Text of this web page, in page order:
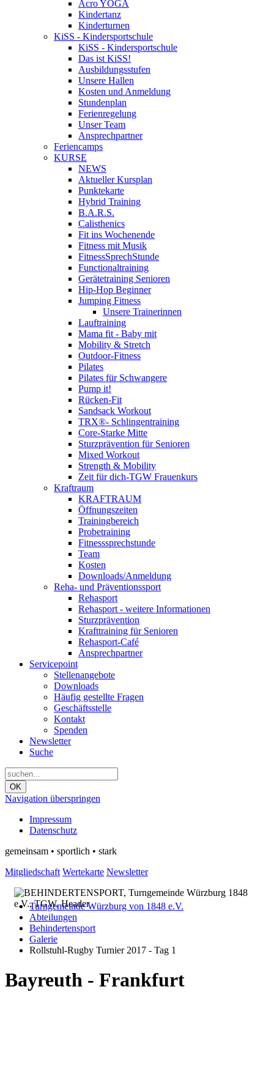
Acro YOGA
Kindertanz
Kinderturnen
KiSS - Kindersportschule
KiSS - Kindersportschule
Das ist KiSS!
Ausbildungsstufen
Unsere Hallen
Kosten und Anmeldung
Stundenplan
Ferienregelung
Unser Team
Ansprechpartner
Feriencamps
KURSE
NEWS
Aktueller Kursplan
Punktekarte
Hybrid Training
B.A.R.S.
Calisthenics
Fit ins Wochenende
Fitness mit Musik
FitnessSprechStunde
Functionaltraining
Gerätetraining Senioren
Hip-Hop Beginner
Jumping Fitness
Unsere Trainerinnen
Lauftraining
Mama fit - Baby mit
Mobility & Stretch
Outdoor-Fitness
Pilates
Pilates für Schwangere
Pump it!
Rücken-Fit
Sandsack Workout
TRX®- Schlingentraining
Core-Starke Mitte
Sturzprävention für Senioren
Mixed Workout
Strength & Mobility
Zeit für dich-TGW Frauenkurs
Kraftraum
KRAFTRAUM
Öffnungszeiten
Trainingbereich
Probetraining
Fitnesssprechstunde
Team
Kosten
Downloads/Anmeldung
Reha- und Präventionssport
Rehasport
Rehasport - weitere Informationen
Sturzprävention
Krafttraining für Senioren
Rehasport-Café
Ansprechpartner
Servicepoint
Stellenangebote
Downloads
Häufig gestellte Fragen
Geschäftsstelle
Kontakt
Spenden
Newsletter
Suche
OK
Navigation überspringen
Impressum
Datenschutz
gemeinsam • sportlich • stark
Mitgliedschaft Wertekarte Newsletter
Turngemeinde Würzburg von 1848 e.V.
Abteilungen
Behindertensport
Galerie
Rollstuhl-Rugby Turnier 2017 - Tag 1
Bayreuth - Frankfurt